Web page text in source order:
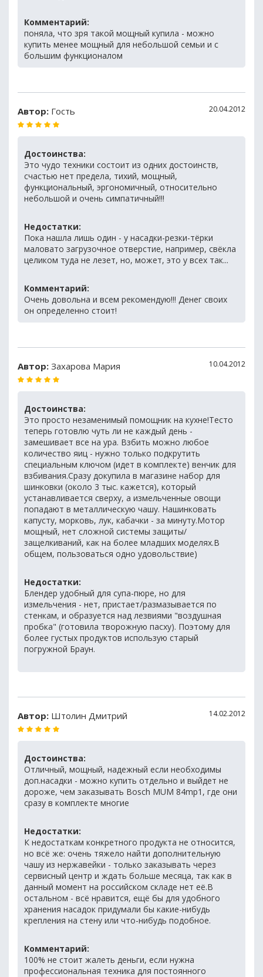
Комментарий:
поняла, что зря такой мощный купила - можно
купить менее мощный для небольшой семьи и с
большим функционалом
Автор: Гость 20.04.2012
Достоинства:
Это чудо техники состоит из одних достоинств,
счастью нет предела, тихий, мощный,
функциональный, эргономичный, относительно
небольшой и очень симпатичный!!!
Недостатки:
Пока нашла лишь один - у насадки-резки-тёрки
маловато загрузочное отверстие, например, свёкла
целиком туда не лезет, но, может, это у всех так...
Комментарий:
Очень довольна и всем рекомендую!!! Денег своих
он определенно стоит!
Автор: Захарова Мария 10.04.2012
Достоинства:
Это просто незаменимый помощник на кухне!Тесто
теперь готовлю чуть ли не каждый день -
замешивает все на ура. Взбить можно любое
количество яиц - нужно только подкрутить
специальным ключом (идет в комплекте) венчик для
взбивания.Сразу докупила в магазине набор для
шинковки (около 3 тыс. кажется), который
устанавливается сверху, а измельченные овощи
попадают в металлическую чашу. Нашинковать
капусту, морковь, лук, кабачки - за минуту.Мотор
мощный, нет сложной системы защиты/
защелкиваний, как на более младших моделях.В
общем, пользоваться одно удовольствие)
Недостатки:
Блендер удобный для супа-пюре, но для
измельчения - нет, пристает/размазывается по
стенкам, и образуется над лезвиями "воздушная
пробка" (готовила творожную пасху). Поэтому для
более густых продуктов использую старый
погружной Браун.
Автор: Штолин Дмитрий 14.02.2012
Достоинства:
Отличный, мощный, надежный если необходимы
доп.насадки - можно купить отдельно и выйдет не
дороже, чем заказывать Bosch MUM 84mp1, где они
сразу в комплекте многие
Недостатки:
К недостаткам конкретного продукта не относится,
но всё же: очень тяжело найти дополнительную
чашу из нержавейки - только заказывать через
сервисный центр и ждать больше месяца, так как в
данный момент на российском складе нет её.В
остальном - всё нравится, ещё бы для удобного
хранения насадок придумали бы какие-нибудь
крепления на стену или что-нибудь подобное.
Комментарий:
100% не стоит жалеть деньги, если нужна
профессиональная техника для постоянного